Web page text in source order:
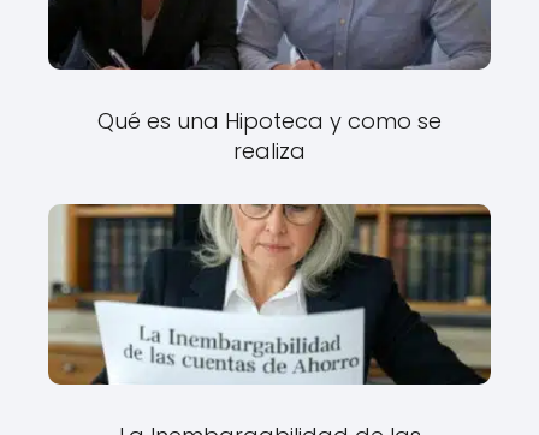
Qué es una Hipoteca y como se
realiza